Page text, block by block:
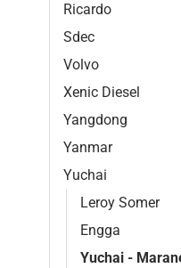
Ricardo
Sdec
Volvo
Xenic Diesel
Yangdong
Yanmar
Yuchai
Leroy Somer
Engga
Yuchai -